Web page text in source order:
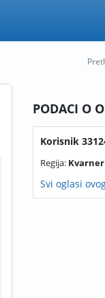
PODACI O
Korisnik
Regija:
Svi oglasi